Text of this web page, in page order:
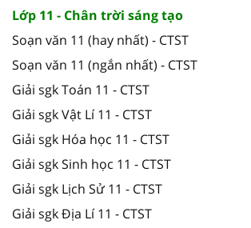
Lớp 11 - Chân trời sáng tạo
Soạn văn 11 (hay nhất) - CTST
Soạn văn 11 (ngắn nhất) - CTST
Giải sgk Toán 11 - CTST
Giải sgk Vật Lí 11 - CTST
Giải sgk Hóa học 11 - CTST
Giải sgk Sinh học 11 - CTST
Giải sgk Lịch Sử 11 - CTST
Giải sgk Địa Lí 11 - CTST